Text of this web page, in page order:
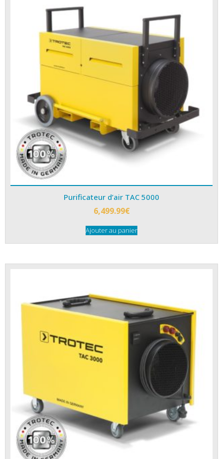
Purificateur d’air TAC 5000
6,499.99€
Ajouter au panier